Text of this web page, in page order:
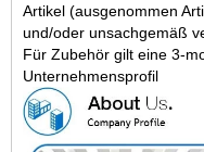
Artikel (ausgenommen
und/oder unsachgemäß
Für Zubehör gilt eine 3-
Unternehmensprofil